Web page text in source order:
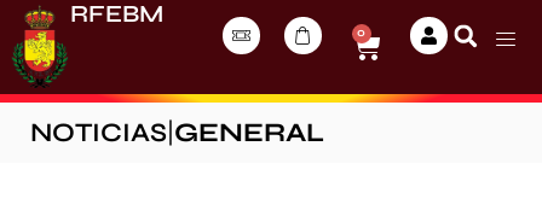
RFEBM
0
NOTICIAS GENERAL